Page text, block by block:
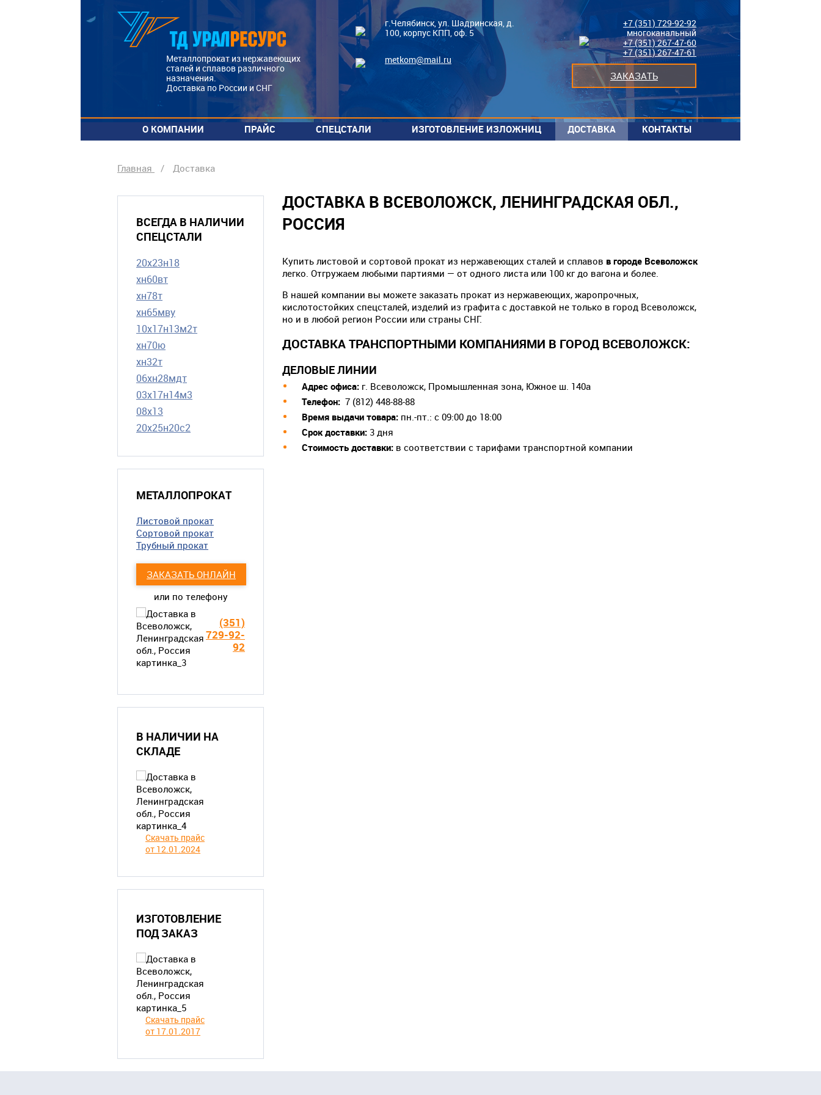
Металлопрокат из нержавеющих
сталей и сплавов различного
назначения.
Доставка по России и СНГ
г.Челябинск, ул. Шадринская, д.
100, корпус КПП, оф. 5
metkom@mail.ru
+7 (351) 729-92-92
многоканальный
+7 (351) 267-47-60
+7 (351) 267-47-61
ЗАКАЗАТЬ
О КОМПАНИИ
Наши
Поставщики
Статьи
ПРАЙС
под заказ
СПЕЦСТАЛИ
хн65мву
10х17н13м2т
06хн28мдт
03х17н14м3
08х13
20х25н20с2
Марочник
ИЗГОТОВЛЕНИЕ ИЗЛОЖНИЦ ДОСТАВКА КОНТАКТЫ
Главная / Доставка
ВСЕГДА В НАЛИЧИИ
СПЕЦСТАЛИ
20х23н18
хн60вт
хн78т
хн65мву
10х17н13м2т
хн70ю
хн32т
06хн28мдт
03х17н14м3
08х13
20х25н20с2
МЕТАЛЛОПРОКАТ
Листовой прокат
Сортовой прокат
Трубный прокат
ЗАКАЗАТЬ ОНЛАЙН
или по телефону
(351)
729-92-
92
В НАЛИЧИИ НА
СКЛАДЕ
Скачать прайс
от 12.01.2024
ИЗГОТОВЛЕНИЕ
ПОД ЗАКАЗ
Скачать прайс
от 17.01.2017
ДОСТАВКА В ВСЕВОЛОЖСК, ЛЕНИНГРАДСКАЯ ОБЛ.,
РОССИЯ
Купить листовой и сортовой прокат из нержавеющих сталей и сплавов в городе Всеволожск
легко. Отгружаем любыми партиями — от одного листа или 100 кг до вагона и более.
В нашей компании вы можете заказать прокат из нержавеющих, жаропрочных,
кислотостойких спецсталей, изделий из графита с доставкой не только в город Всеволожск,
но и в любой регион России или страны СНГ.
ДОСТАВКА ТРАНСПОРТНЫМИ КОМПАНИЯМИ В ГОРОД ВСЕВОЛОЖСК:
ДЕЛОВЫЕ ЛИНИИ
Адрес офиса: г. Всеволожск, Промышленная зона, Южное ш. 140а
Телефон: 7 (812) 448-88-88
Время выдачи товара: пн.-пт.: с 09:00 до 18:00
Срок доставки: 3 дня
Cтоимость доставки: в соответствии с тарифами транспортной компании